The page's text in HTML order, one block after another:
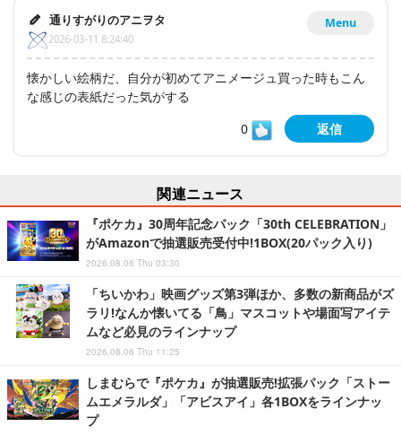
Menu
通りすがりのアニヲタ
2026-03-11 8:24:40
懐かしい絵柄だ、自分が初めてアニメージュ買った時もこん
な感じの表紙だった気がする
0
返信
関連ニュース
『ポケカ』30周年記念パック「30th CELEBRATION」
がAmazonで抽選販売受付中!1BOX(20パック入り)
2026.08.06 Thu 03:30
「ちいかわ」映画グッズ第3弾ほか、多数の新商品がズ
ラリ!なんか懐いてる「鳥」マスコットや場面写アイテ
ムなど必見のラインナップ
2026.08.06 Thu 11:25
しまむらで『ポケカ』が抽選販売!拡張パック「ストー
ムエメラルダ」「アビスアイ」各1BOXをラインナッ
プ